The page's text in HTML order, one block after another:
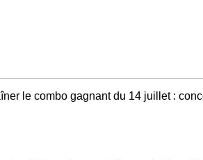
le combo gagnant du 14 juillet :